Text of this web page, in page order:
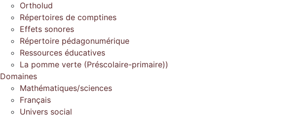
Ortholud
Répertoires de comptines
Effets sonores
Répertoire pédagonumérique
Ressources éducatives
La pomme verte (Préscolaire-primaire))
Domaines
Mathématiques/sciences
Français
Univers social